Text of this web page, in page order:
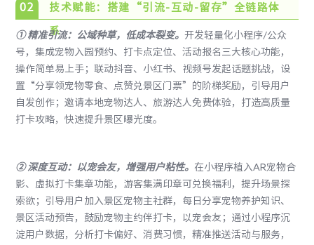
02 技术赋能：搭建“引流-互动-留存”全链路体
系
① 精准引流：公域种草，低成本裂变。开发轻量化小程序/公众
号，集成宠物入园预约、打卡点定位、活动报名三大核心功能，
操作简单易上手；联动抖音、小红书、视频号发起话题挑战，设
置“分享领宠物零食、点赞兑景区门票”的阶梯奖励，引导用户
自发创作；邀请本地宠物达人、旅游达人免费体验，打造高质量
打卡攻略，快速提升景区曝光度。
② 深度互动：以宠会友，增强用户粘性。在小程序植入AR宠物合
影、虚拟打卡集章功能，游客集满印章可兑换福利，提升场景探
索欲；引导用户加入景区宠物主社群，每日分享宠物养护知识、
景区活动预告，鼓励宠物主约伴打卡，以宠会友；通过小程序沉
淀用户数据，分析打卡偏好、消费习惯，精准推送活动与服务，